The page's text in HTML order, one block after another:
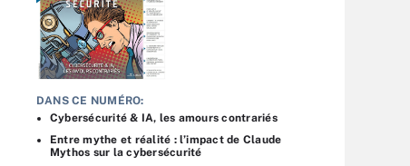
DANS CE NUMÉRO:
Cybersécurité & IA, les amours contrariés
Entre mythe et réalité : l’impact de Claude
Mythos sur la cybersécurité